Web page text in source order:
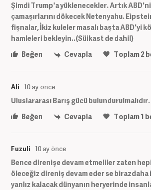
Şimdi Trump'a yüklenecekler. Artık
çamaşırlarını dökecek Netenyahu.
fişnalar, İkiz kuleler masalı başta ABD'yi
hamleleri bekleyin..(Süikast de dahil)
Beğen
Cevapla Toplam2
Ali 10 ay önce
Uluslararası Barış gücü bulundurulmalıdır.
Beğen
Cevapla Toplam1
Fuzuli 10 ay önce
Bence direnişe devam etmeliler zaten
öleceğiz direniş devam eder se
yanlız kalacak dünyanın heryerinde